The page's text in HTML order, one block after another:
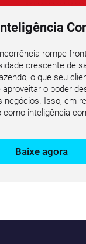
rompe
crescente de
o que seu
o poder
negócios. Isso, em
como inteligência
Baixe agora